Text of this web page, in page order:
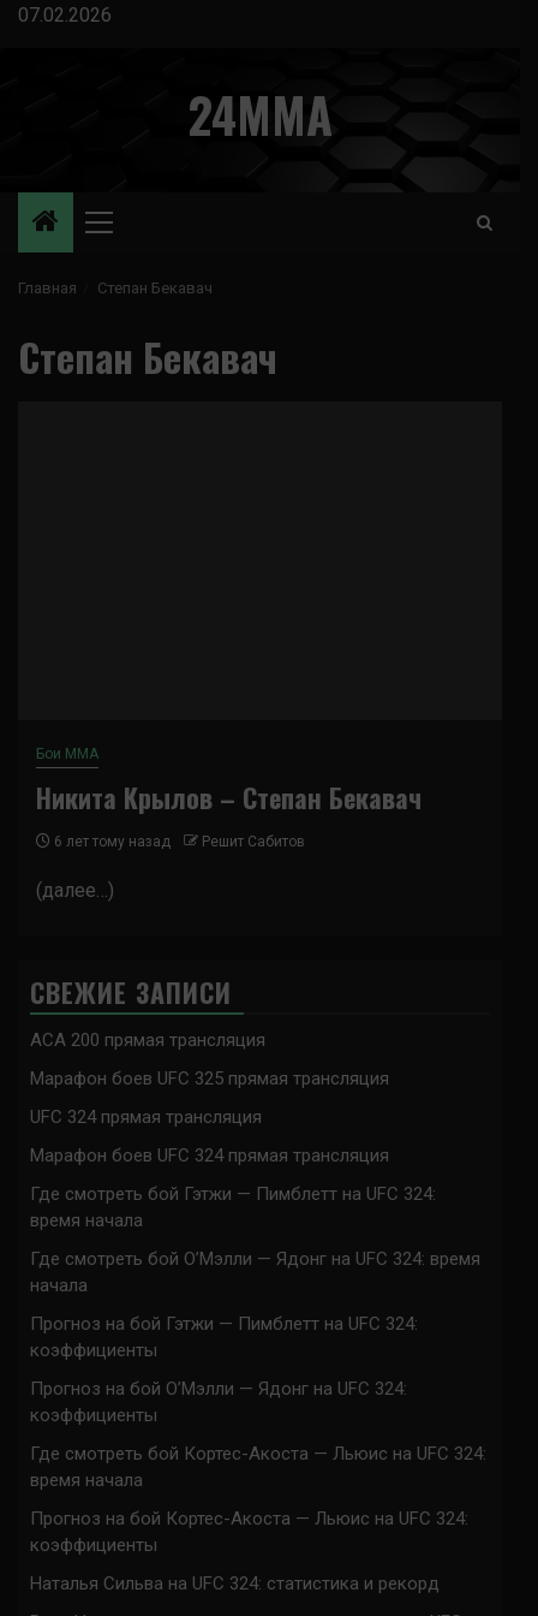
Перейти
07.02.2026
24MMA
Основное
Главная Степан Бекавач
Степан Бекавач
Бои ММА
Никита Крылов – Степан Бекавач
6 лет тому назад Решит Сабитов
(далее…)
СВЕЖИЕ ЗАПИСИ
ACA 200 прямая трансляция
Марафон боев UFC 325 прямая трансляция
UFC 324 прямая трансляция
Марафон боев UFC 324 прямая трансляция
Где смотреть бой Гэтжи — Пимблетт на UFC 324:
время начала
Где смотреть бой О’Мэлли — Ядонг на UFC 324: время
начала
Прогноз на бой Гэтжи — Пимблетт на UFC 324:
коэффициенты
Прогноз на бой О’Мэлли — Ядонг на UFC 324:
коэффициенты
Где смотреть бой Кортес-Акоста — Льюис на UFC 324:
время начала
Прогноз на бой Кортес-Акоста — Льюис на UFC 324:
коэффициенты
Наталья Сильва на UFC 324: статистика и рекорд